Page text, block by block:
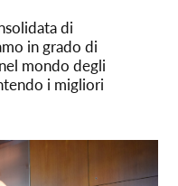
di
in grado di
mondo degli
i migliori